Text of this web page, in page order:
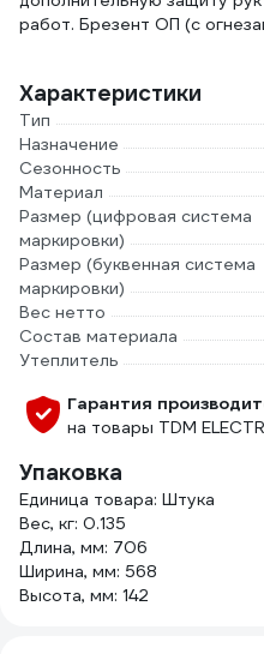
работ. Брезент ОП (с
Характеристики
Тип
Назначение
Сезонность
Материал
Размер (цифровая система
маркировки)
Размер (буквенная система
маркировки)
Вес нетто
Состав материала
Утеплитель
Гарантия
на товары TDM
Упаковка
Единица товара: Штука
Вес, кг: 0.135
Длина, мм: 706
Ширина, мм: 568
Высота, мм: 142